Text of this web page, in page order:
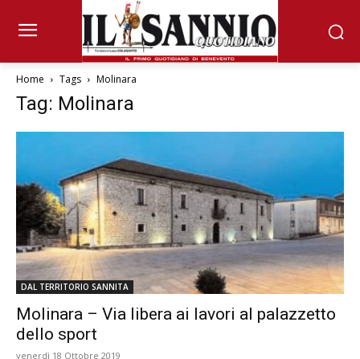
Home Tags Molinara
Tag: Molinara
DAL TERRITORIO SANNITA
Molinara – Via libera ai lavori al palazzetto
dello sport
venerdì 18 Ottobre 2019